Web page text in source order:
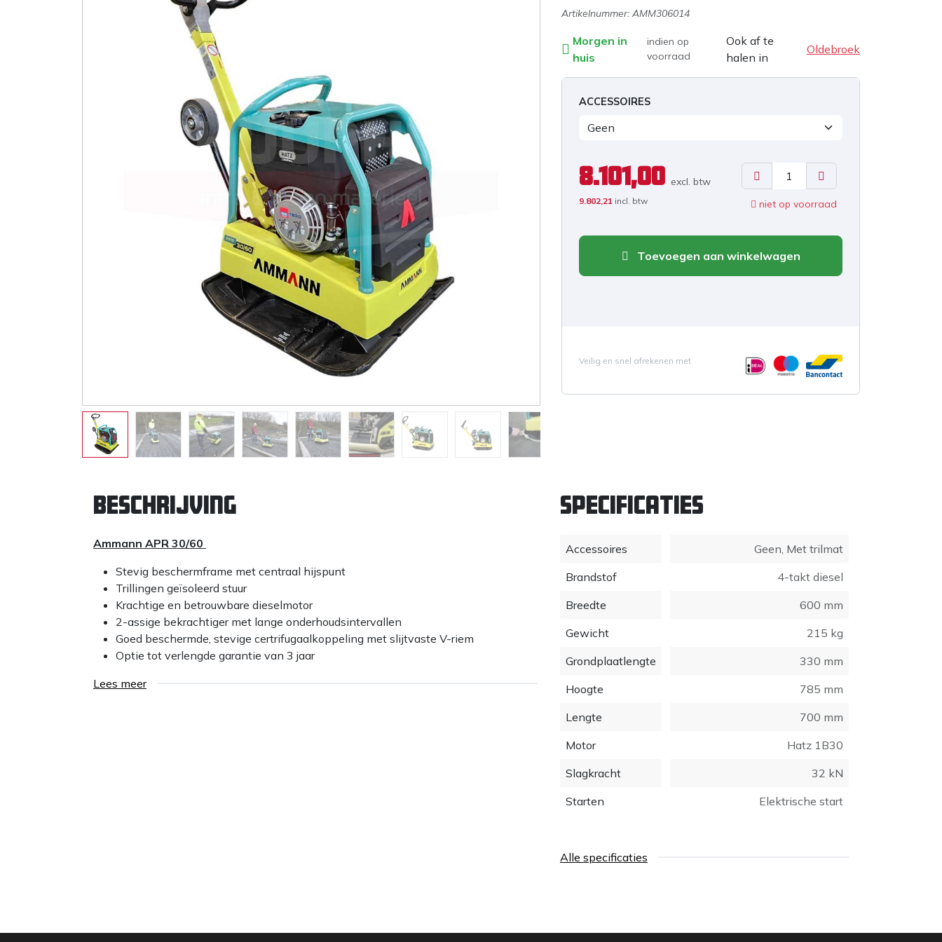
Artikelnummer: AMM306014
Morgen in
huis
indien op
voorraad
Ook af te
halen in
Oldebroek
ACCESSOIRES
8.101,00 excl. btw
9.802,21 incl. btw niet op voorraad
Toevoegen aan winkelwagen
Veilig en snel afrekenen met
Beschrijving
Ammann APR 30/60
Stevig beschermframe met centraal hijspunt
Trillingen geïsoleerd stuur
Krachtige en betrouwbare dieselmotor
2-assige bekrachtiger met lange onderhoudsintervallen
Goed beschermde, stevige certrifugaalkoppeling met slijtvaste V-riem
Optie tot verlengde garantie van 3 jaar
Lees meer
Specificaties
Accessoires Geen Met trilmat
Brandstof
4-takt diesel
Breedte
600 mm
Gewicht
215 kg
Grondplaatlengte
330 mm
Hoogte
785 mm
Lengte
700 mm
Motor
Hatz 1B30
Slagkracht
32 kN
Starten
Elektrische start
Alle specificaties